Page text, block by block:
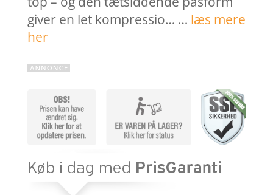
giver en let kompressio… … læs mere
her